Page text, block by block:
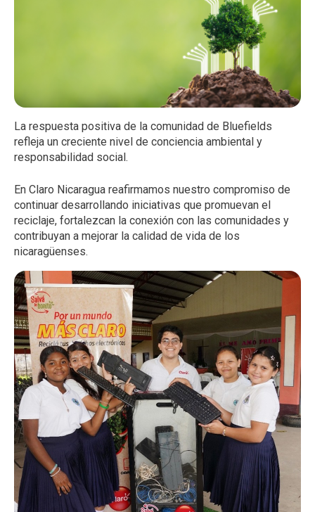
La respuesta positiva de la comunidad de Bluefields
refleja un creciente nivel de conciencia ambiental y
responsabilidad social.
En Claro Nicaragua reafirmamos nuestro compromiso de
continuar desarrollando iniciativas que promuevan el
reciclaje, fortalezcan la conexión con las comunidades y
contribuyan a mejorar la calidad de vida de los
nicaragüenses.